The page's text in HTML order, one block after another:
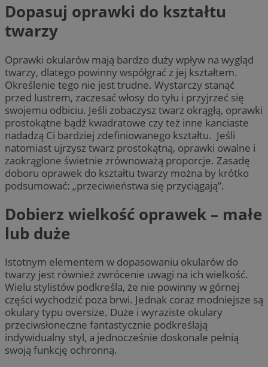
Dopasuj oprawki do kształtu
twarzy
Oprawki okularów mają bardzo duży wpływ na wygląd
twarzy, dlatego powinny współgrać z jej kształtem.
Określenie tego nie jest trudne. Wystarczy stanąć
przed lustrem, zaczesać włosy do tyłu i przyjrzeć się
swojemu odbiciu. Jeśli zobaczysz twarz okrągłą, oprawki
prostokątne bądź kwadratowe czy też inne kanciaste
nadadzą Ci bardziej zdefiniowanego kształtu. Jeśli
natomiast ujrzysz twarz prostokątną, oprawki owalne i
zaokrąglone świetnie zrównoważą proporcje. Zasadę
doboru oprawek do kształtu twarzy można by krótko
podsumować: „przeciwieństwa się przyciągają”.
Dobierz wielkość oprawek – małe
lub duże
Istotnym elementem w dopasowaniu okularów do
twarzy jest również zwrócenie uwagi na ich wielkość.
Wielu stylistów podkreśla, że nie powinny w górnej
części wychodzić poza brwi. Jednak coraz modniejsze są
okulary typu oversize. Duże i wyraziste okulary
przeciwsłoneczne fantastycznie podkreślają
indywidualny styl, a jednocześnie doskonale pełnią
swoją funkcję ochronną.